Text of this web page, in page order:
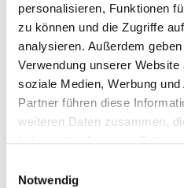
personalisieren, Funktionen
zu können und die Zugriffe
analysieren. Außerdem
Verwendung unserer
soziale Medien, Werbung
Partner führen diese
weiteren Daten zusammen,
haben oder die sie im
Notwendig